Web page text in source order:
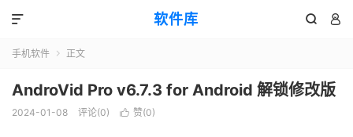
软件库  

手机软件  正文
AndroVid Pro v6.7.3 for Android 解锁修改版
2024-01-08 评论(0)  赞(0)